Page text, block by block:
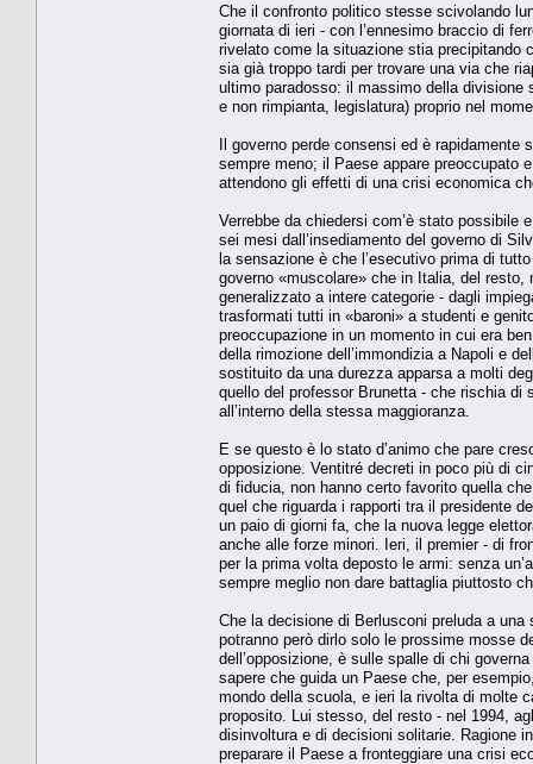
Che il confronto politico stesse scivolando
giornata di ieri - con l’ennesimo braccio di
rivelato come la situazione stia precipitando
sia già troppo tardi per trovare una via che
ultimo paradosso: il massimo della divisione
e non rimpianta, legislatura) proprio nel
Il governo perde consensi ed è rapidamente
sempre meno; il Paese appare preoccupato
attendono gli effetti di una crisi economica
Verrebbe da chiedersi com’è stato
sei mesi dall’insediamento del governo di
la sensazione è che l’esecutivo prima di
governo «muscolare» che in Italia, del
generalizzato a intere categorie - dagli
trasformati tutti in «baroni» a studenti e
preoccupazione in un momento in cui era
della rimozione dell’immondizia a Napoli e
sostituito da una durezza apparsa a molti
quello del professor Brunetta - che rischia di
all’interno della stessa maggioranza.
E se questo è lo stato d’animo che pare
opposizione. Ventitré decreti in poco più di
di fiducia, non hanno certo favorito quella
quel che riguarda i rapporti tra il presidente
un paio di giorni fa, che la nuova legge
anche alle forze minori. Ieri, il premier - di
per la prima volta deposto le armi: senza
sempre meglio non dare battaglia piuttosto
Che la decisione di Berlusconi preluda a
potranno però dirlo solo le prossime mosse
dell’opposizione, è sulle spalle di chi
sapere che guida un Paese che, per
mondo della scuola, e ieri la rivolta di molte
proposito. Lui stesso, del resto - nel 1994,
disinvoltura e di decisioni solitarie. Ragione
preparare il Paese a fronteggiare una crisi